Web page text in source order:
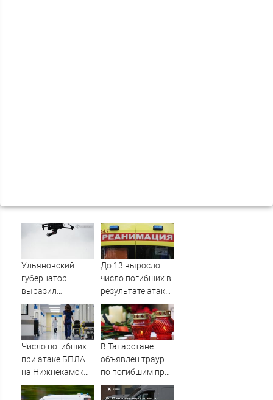
Ульяновский
губернатор
выразил
соболезнования
семьям погибших
в Нижнекамске
До 13 выросло
число погибших в
результате атаки
дронов ВСУ на
Нижнекамск -
Новости на
Вести.ru
Число погибших
при атаке БПЛА
на Нижнекамск
достигло 13
В Татарстане
объявлен траур
по погибшим при
атаке БПЛА на
Нижнекамск